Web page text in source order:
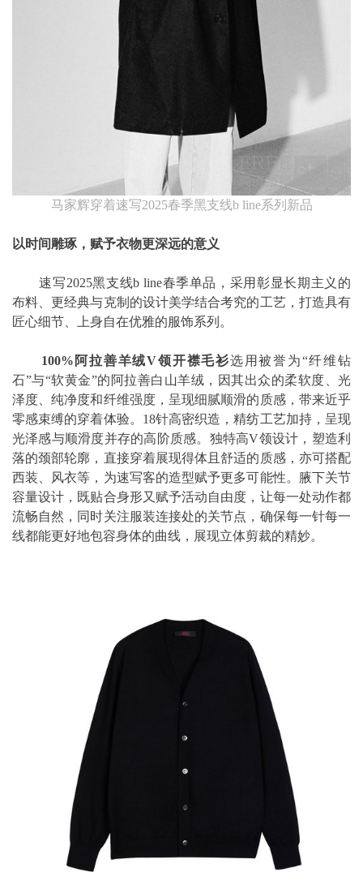
马家辉穿着速写2025春季黑支线b line系列新品
以时间雕琢，赋予衣物更深远的意义
速写2025黑支线b line春季单品，采用彰显长期主义的
布料、更经典与克制的设计美学结合考究的工艺，打造具有
匠心细节、上身自在优雅的服饰系列。
100%阿拉善羊绒V领开襟毛衫选用被誉为“纤维钻
石”与“软黄金”的阿拉善白山羊绒，因其出众的柔软度、光
泽度、纯净度和纤维强度，呈现细腻顺滑的质感，带来近乎
零感束缚的穿着体验。18针高密织造，精纺工艺加持，呈现
光泽感与顺滑度并存的高阶质感。独特高V领设计，塑造利
落的颈部轮廓，直接穿着展现得体且舒适的质感，亦可搭配
西装、风衣等，为速写客的造型赋予更多可能性。腋下关节
容量设计，既贴合身形又赋予活动自由度，让每一处动作都
流畅自然，同时关注服装连接处的关节点，确保每一针每一
线都能更好地包容身体的曲线，展现立体剪裁的精妙。